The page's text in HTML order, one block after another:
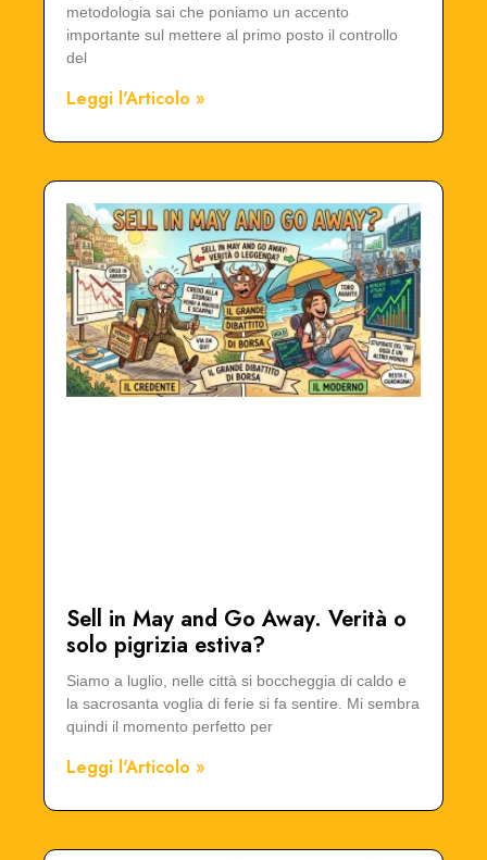
metodologia sai che poniamo un accento
importante sul mettere al primo posto il controllo
del
Leggi l'Articolo »
Sell in May and Go Away. Verità o
solo pigrizia estiva?
Siamo a luglio, nelle città si boccheggia di caldo e
la sacrosanta voglia di ferie si fa sentire. Mi sembra
quindi il momento perfetto per
Leggi l'Articolo »